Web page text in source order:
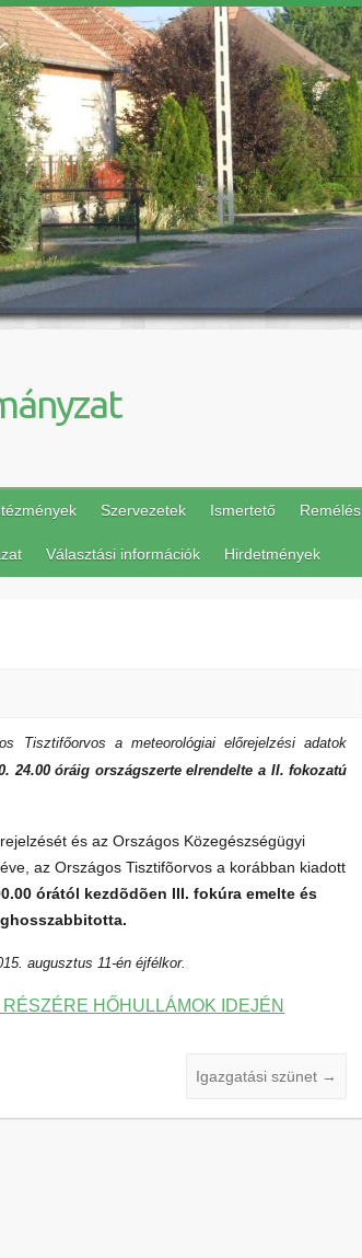
Szervezetek Ismertető Remélés
Választási információk Hirdetmények
Tisztifőorvos a meteorológiai előrejelzési adatok
24.00 óráig országszerte elrendelte a II. fokozatú
és az Országos Közegészségügyi
az Országos Tisztifõorvos a korábban kiadott
órától kezdõdõen III. fokúra emelte és
augusztus 11-én éjfélkor.
HŐHULLÁMOK IDEJÉN
Igazgatási szünet →